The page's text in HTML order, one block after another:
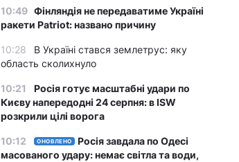
10:49 Фінляндія не передаватиме Україні
ракети Patriot: названо причину
10:28
В Україні стався землетрус: яку
область сколихнуло
10:21
Росія готує масштабні удари по
Києву напередодні 24 серпня: в ISW
розкрили цілі ворога
10:12 ОНОВЛЕНО
Росія завдала по Одесі
масованого удару: немає світла та води,